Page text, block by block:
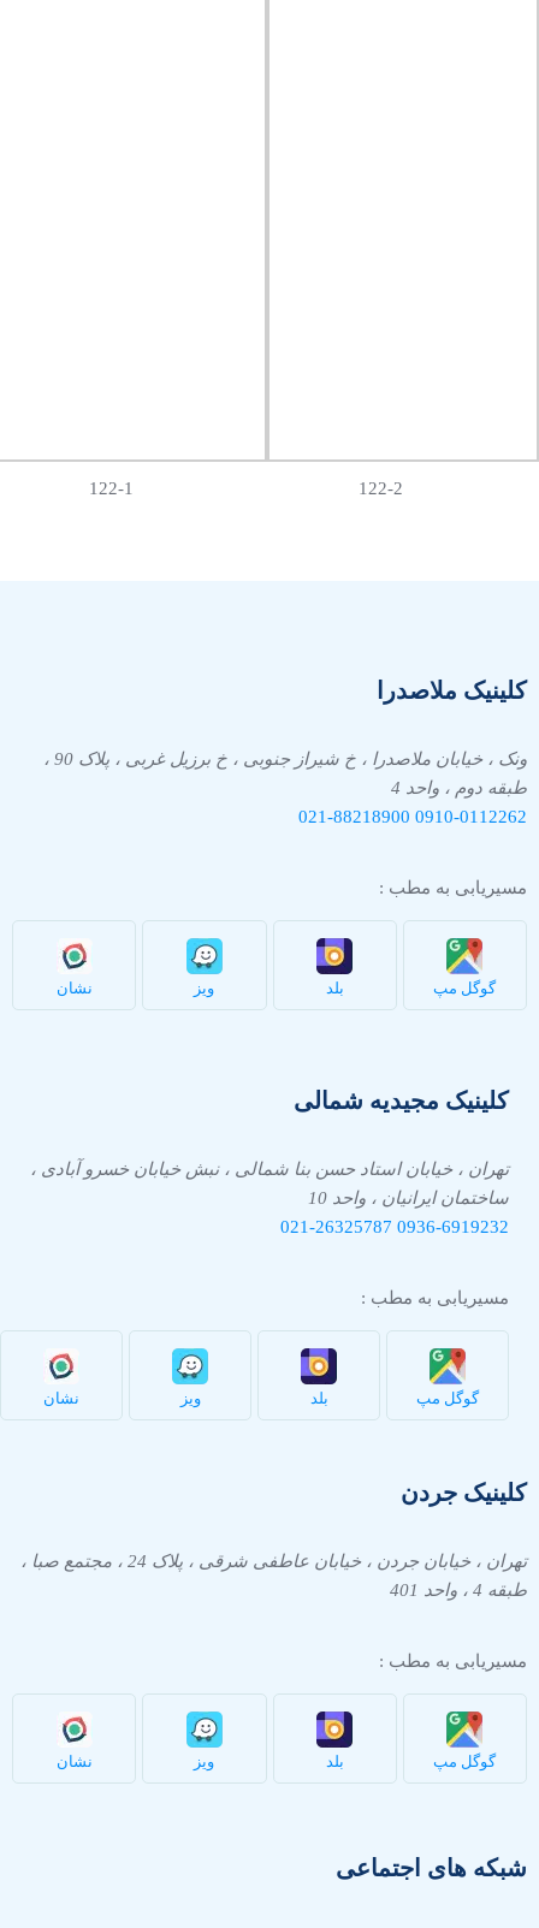
122-2
122-1
کلینیک ملاصدرا
ونک ، خیابان ملاصدرا ، خ شیراز جنوبی ، خ برزیل غربی ، پلاک 90 ،
طبقه دوم ، واحد 4
0910-0112262
021-88218900
مسیریابی به مطب :
گوگل مپ بلد ویز نشان
کلینیک مجیدیه شمالی
تهران ، خیابان استاد حسن بنا شمالی ، نبش خیابان خسرو آبادی ،
ساختمان ایرانیان ، واحد 10
0936-6919232
021-26325787
مسیریابی به مطب :
گوگل مپ بلد ویز نشان
کلینیک جردن
تهران ، خیابان جردن ، خیابان عاطفی شرقی ، پلاک 24 ، مجتمع صبا ،
طبقه 4 ، واحد 401
مسیریابی به مطب :
گوگل مپ بلد ویز نشان
شبکه های اجتماعی